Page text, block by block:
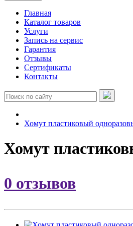
Главная
Каталог товаров
Услуги
Запись на сервис
Гарантия
Отзывы
Сертификаты
Контакты
Хомут пластиковый
Хомут
0 отзывов